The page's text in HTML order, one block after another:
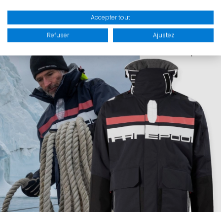
Accepter tout
Refuser Ajustez